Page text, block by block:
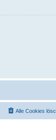
Alle Cookies